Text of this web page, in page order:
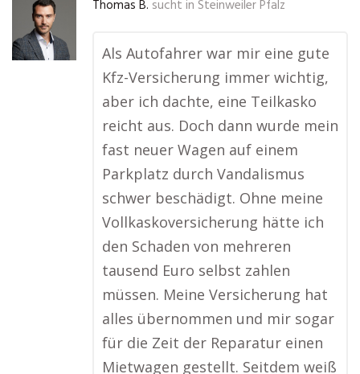
Thomas B. sucht in Steinweiler Pfalz
Als Autofahrer war mir eine gute
Kfz-Versicherung immer wichtig,
aber ich dachte, eine Teilkasko
reicht aus. Doch dann wurde mein
fast neuer Wagen auf einem
Parkplatz durch Vandalismus
schwer beschädigt. Ohne meine
Vollkaskoversicherung hätte ich
den Schaden von mehreren
tausend Euro selbst zahlen
müssen. Meine Versicherung hat
alles übernommen und mir sogar
für die Zeit der Reparatur einen
Mietwagen gestellt. Seitdem weiß